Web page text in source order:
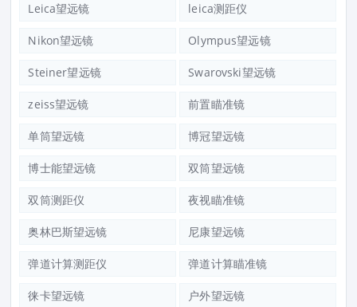
Leica望远镜 leica测距仪
Nikon望远镜 Olympus望远镜
Steiner望远镜 Swarovski望远镜
zeiss望远镜 前置瞄准镜
单筒望远镜 博冠望远镜
博士能望远镜 双筒望远镜
双筒测距仪 夜视瞄准镜
奥林巴斯望远镜 尼康望远镜
弹道计算测距仪 弹道计算瞄准镜
徕卡望远镜 户外望远镜